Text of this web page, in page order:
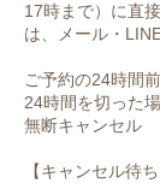
17時まで）に直
は、メール・
ご予約の
24時間を切った
無断キャンセ
【キャンセル待ち